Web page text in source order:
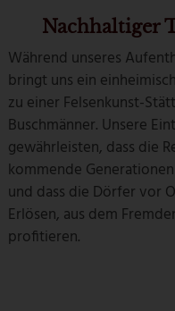
Nachhaltiger
Während unseres
bringt uns ein
zu einer Felsenkunst-
Buschmänner. Unsere
gewährleisten, dass die
kommende
und dass die Dörfer vor
Erlösen, aus dem
profitieren.